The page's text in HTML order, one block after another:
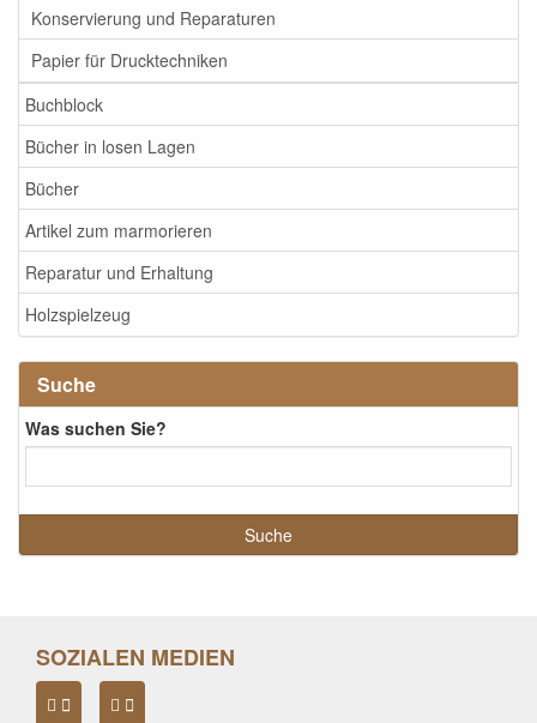
Konservierung und Reparaturen
Papier für Drucktechniken
Buchblock
Bücher in losen Lagen
Bücher
Artikel zum marmorieren
Reparatur und Erhaltung
Holzspielzeug
Suche
Was suchen Sie?
SOZIALEN MEDIEN